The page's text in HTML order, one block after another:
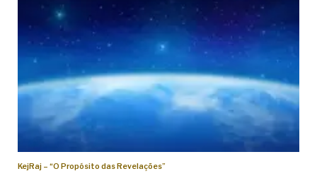
KejRaj – “O Propósito das Revelações”